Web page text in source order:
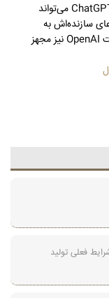
به گزارش صنعت نیوز، یک ربات جدید مجهز به ChatGPT می‌تواند
سازنده‌اش به
زودی به ربات Bard گوگل و مدل‌های آینده شرکت OpenAI نیز مجهز
فعلی تولید